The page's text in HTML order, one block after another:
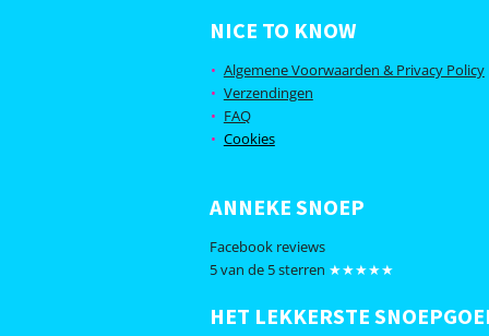
c
e
b
o
o
k
s
t
g
r
m
NICE TO KNOW
Algemene Voorwaarden & Privacy Policy
Verzendingen
FAQ
Cookies
ANNEKE SNOEP
Facebook reviews
5 van de 5 sterren ★★★★★
HET LEKKERSTE